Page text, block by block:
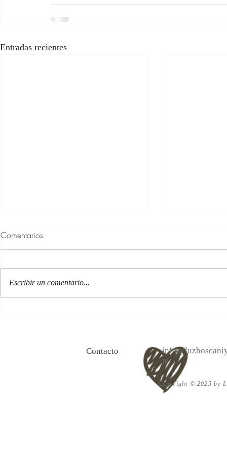
Entradas recientes
Comentarios
Escribir un comentario...
Contacto
m
Copyright © 2025 by